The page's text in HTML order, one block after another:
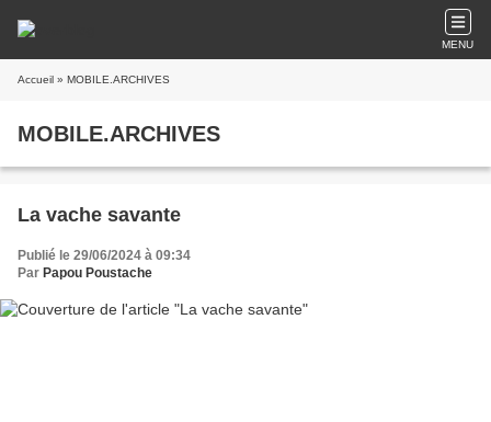
MENU
Accueil » MOBILE.ARCHIVES
MOBILE.ARCHIVES
La vache savante
Publié le 29/06/2024 à 09:34
Par Papou Poustache